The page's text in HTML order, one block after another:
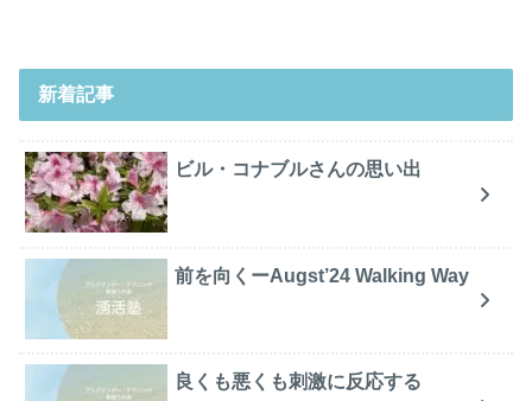
新着記事
ビル・コナブルさんの思い出
前を向くーAugst’24 Walking Way
良くも悪くも刺激に反応する